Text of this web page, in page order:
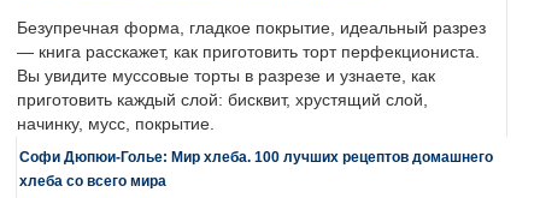
Безупречная форма, гладкое покрытие, идеальный разрез
— книга расскажет, как приготовить торт перфекциониста.
Вы увидите муссовые торты в разрезе и узнаете, как
приготовить каждый слой: бисквит, хрустящий слой,
начинку, мусс, покрытие.
Софи Дюпюи-Голье: Мир хлеба. 100 лучших рецептов домашнего
хлеба со всего мира